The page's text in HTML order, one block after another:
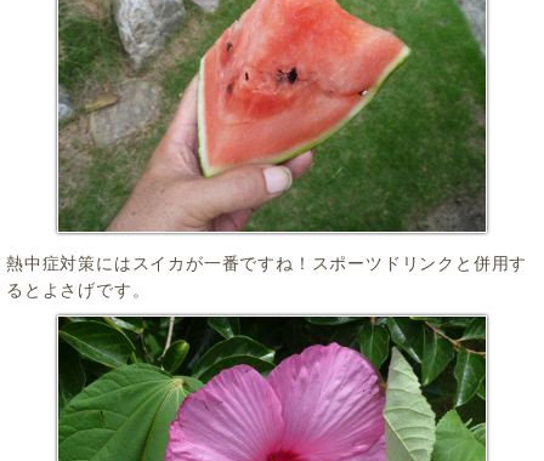
熱中症対策にはスイカが一番ですね！スポーツドリンクと併用す
るとよさげです。